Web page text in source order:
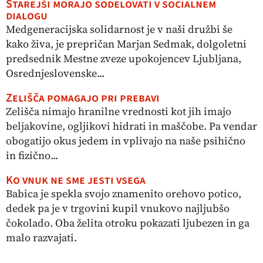
Starejši morajo sodelovati v socialnem
dialogu
Medgeneracijska solidarnost je v naši družbi še
kako živa, je prepričan Marjan Sedmak, dolgoletni
predsednik Mestne zveze upokojencev Ljubljana,
Osrednjeslovenske...
Zelišča pomagajo pri prebavi
Zelišča nimajo hranilne vrednosti kot jih imajo
beljakovine, ogljikovi hidrati in maščobe. Pa vendar
obogatijo okus jedem in vplivajo na naše psihično
in fizično...
Ko vnuk ne sme jesti vsega
Babica je spekla svojo znamenito orehovo potico,
dedek pa je v trgovini kupil vnukovo najljubšo
čokolado. Oba želita otroku pokazati ljubezen in ga
malo razvajati.